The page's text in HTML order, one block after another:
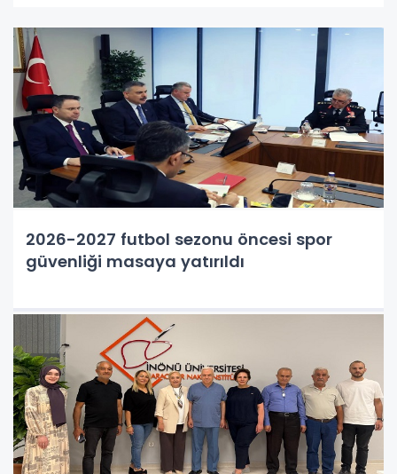
2026-2027 futbol sezonu öncesi spor
güvenliği masaya yatırıldı